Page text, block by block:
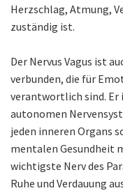
Herzschlag, Atmung,
zuständig ist.
Der Nervus Vagus ist
verbunden, die für
verantwortlich sind.
autonomen
jeden inneren Organs
mentalen Gesundheit
wichtigste Nerv des
Ruhe und Verdauung